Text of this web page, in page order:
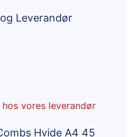
Leverandør
vores leverandør
Hvide A4 45